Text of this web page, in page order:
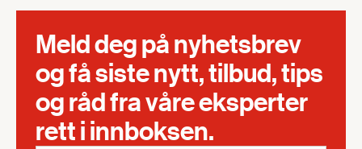
Meld deg på nyhetsbrev
og få siste nytt, tilbud, tips
og råd fra våre eksperter
rett i innboksen.